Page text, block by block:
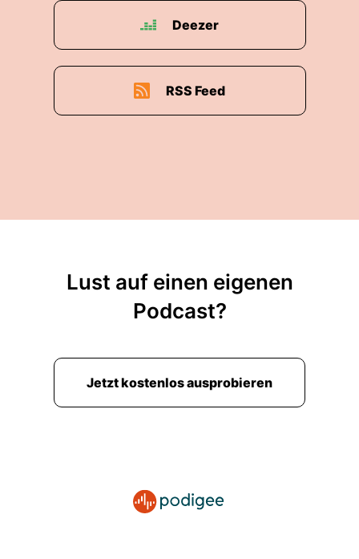
Deezer
RSS Feed
Lust auf einen eigenen
Podcast?
Jetzt kostenlos ausprobieren